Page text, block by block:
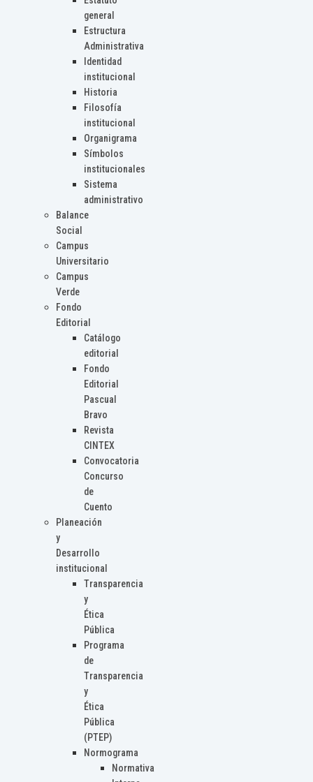
general
Estructura
Administrativa
Identidad
institucional
Historia
Filosofía
institucional
Organigrama
Símbolos
institucionales
Sistema
administrativo
Balance
Social
Campus
Universitario
Campus
Verde
Fondo
Editorial
Catálogo
editorial
Fondo
Editorial
Pascual
Bravo
Revista
CINTEX
Convocatoria
Concurso
de
Cuento
Planeación
y
Desarrollo
institucional
Transparencia
y
Ética
Pública
Programa
de
Transparencia
y
Ética
Pública
(PTEP)
Normograma
Normativa